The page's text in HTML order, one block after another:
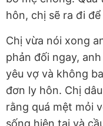
hôn, chị sẽ ra đi
Chị vừa nói xong
phản đối ngay,
yêu vợ và không
đơn ly hôn. Chị
rằng quá mệt mỏi
sống hiện tại và